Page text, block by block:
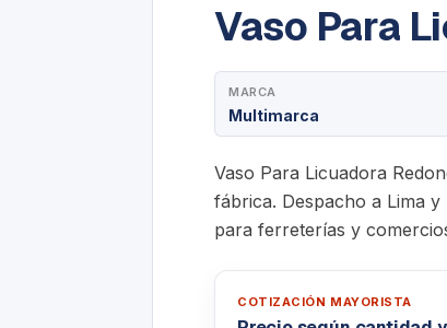
Vaso Para
MARCA
Multimarca
Vaso Para Licuadora
fábrica. Despacho a Lima
para ferreterías y
COTIZACIÓN MAYORISTA